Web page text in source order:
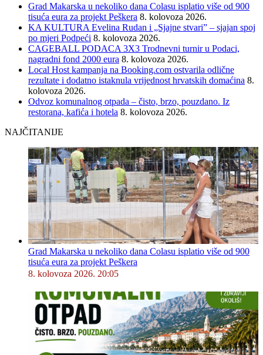
Grad Makarska u nekoliko dana Colasu isplatio više od 900
tisuća eura za projekt Peškera 8. kolovoza 2026.
KA KULTURA Evelina Rudan i „Sjajne stvari” – sjajan spoj
po mjeri Podpeći 8. kolovoza 2026.
CAGEBALL PODACA 3X3 Trodnevni turnir u Podaci,
nagradni fond 2000 eura 8. kolovoza 2026.
Local Host kampanja na Booking.com ostvarila odlične
rezultate i dodatno istaknula vrijednost hrvatskih domaćina 8.
kolovoza 2026.
Odvoz komunalnog otpada – čisto, brzo, pouzdano. Iz
restorana, kafića i hotela 8. kolovoza 2026.
NAJČITANIJE
Grad Makarska u nekoliko dana Colasu isplatio više od 900
tisuća eura za projekt Peškera
8. kolovoza 2026. 20:05